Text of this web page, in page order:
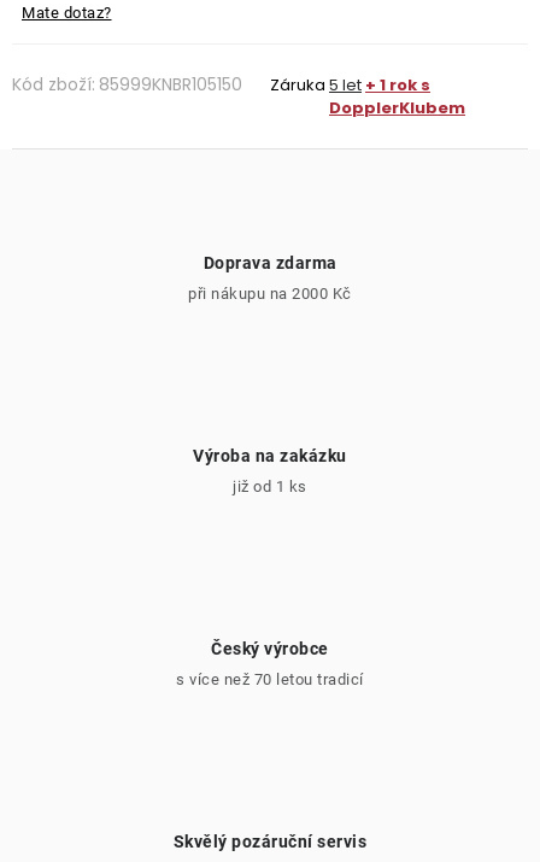
Mate dotaz?
Kód zboží: 85999KNBR105150 Záruka 5 let + 1 rok s
DopplerKlubem
Doprava zdarma
při nákupu na 2000 Kč
Výroba na zakázku
již od 1 ks
Český výrobce
s více než 70 letou tradicí
Skvělý pozáruční servis